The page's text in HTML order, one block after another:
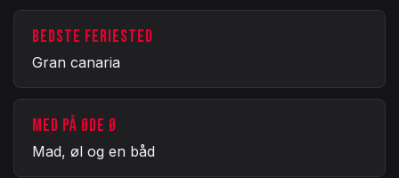
BEDSTE FERIESTED
Gran canaria
MED PÅ ØDE Ø
Mad, øl og en båd